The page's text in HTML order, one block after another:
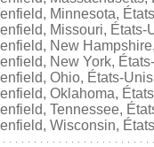
Minnesota,
Missouri, États-
New
New York,
Ohio, États-Unis
Oklahoma,
Tennessee,
Wisconsin,